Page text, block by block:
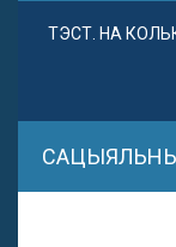
ТЭСТ. НА